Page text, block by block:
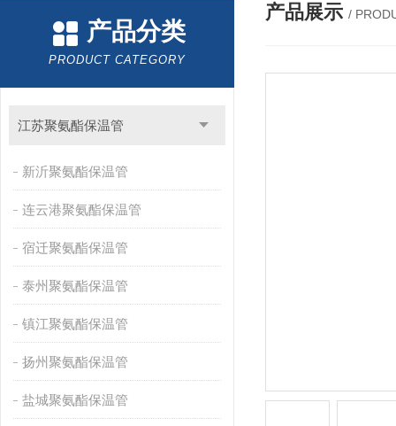
产品分类
PRODUCT CATEGORY
江苏聚氨酯保温管
新沂聚氨酯保温管
连云港聚氨酯保温管
宿迁聚氨酯保温管
泰州聚氨酯保温管
镇江聚氨酯保温管
扬州聚氨酯保温管
盐城聚氨酯保温管
产品展示 /